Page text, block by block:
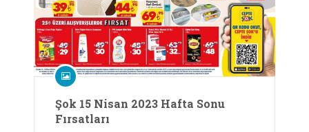
Şok 15 Nisan 2023 Hafta Sonu
Fırsatları